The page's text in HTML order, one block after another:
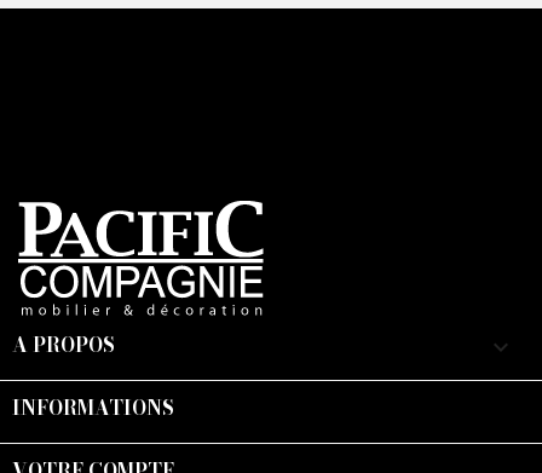
A PROPOS keyboard_arrow_down
INFORMATIONS